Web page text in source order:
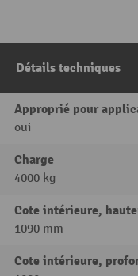
Détails techniques
Approprié pour
oui
Charge
4000 kg
Cote intérieure,
1090 mm
Cote intérieure,